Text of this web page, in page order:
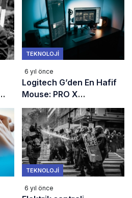
TEKNOLOJI
6 yıl önce
Logitech G’den En Hafif
Mouse: PRO X
SUPERLIGHT
TEKNOLOJI
6 yıl önce